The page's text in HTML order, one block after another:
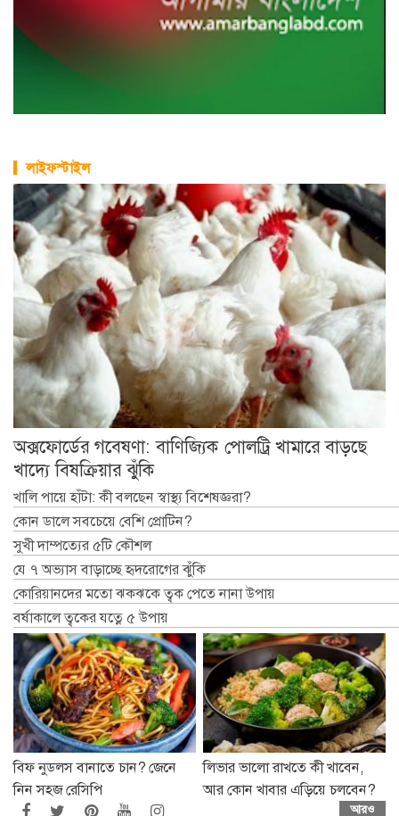
লাইফস্টাইল
অক্সফোর্ডের গবেষণা: বাণিজ্যিক পোলট্রি খামারে বাড়ছে
খাদ্যে বিষক্রিয়ার ঝুঁকি
খালি পায়ে হাঁটা: কী বলছেন স্বাস্থ্য বিশেষজ্ঞরা?
কোন ডালে সবচেয়ে বেশি প্রোটিন?
সুখী দাম্পত্যের ৫টি কৌশল
যে ৭ অভ্যাস বাড়াচ্ছে হৃদরোগের ঝুঁকি
কোরিয়ানদের মতো ঝকঝকে ত্বক পেতে নানা উপায়
বর্ষাকালে ত্বকের যত্নে ৫ উপায়
বিফ নুডলস বানাতে চান? জেনে
নিন সহজ রেসিপি
লিভার ভালো রাখতে কী খাবেন,
আর কোন খাবার এড়িয়ে চলবেন?
আরও